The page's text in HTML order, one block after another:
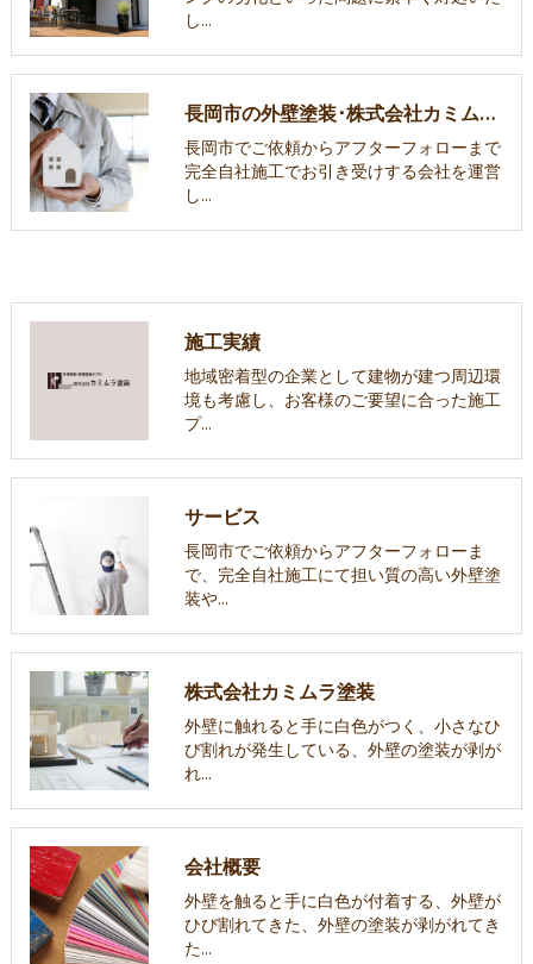
し…
長岡市の外壁塗装･株式会社カミムラ塗装の評判
長岡市でご依頼からアフターフォローまで
完全自社施工でお引き受けする会社を運営
し…
施工実績
地域密着型の企業として建物が建つ周辺環
境も考慮し、お客様のご要望に合った施工
プ…
サービス
長岡市でご依頼からアフターフォローま
で、完全自社施工にて担い質の高い外壁塗
装や…
株式会社カミムラ塗装
外壁に触れると手に白色がつく、小さなひ
び割れが発生している、外壁の塗装が剥が
れ…
会社概要
外壁を触ると手に白色が付着する、外壁が
ひび割れてきた、外壁の塗装が剥がれてき
た…